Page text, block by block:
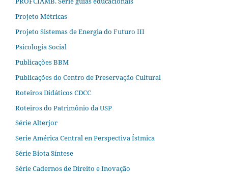
Projeto Métricas
Projeto Sistemas de Energia do Futuro III
Psicologia Social
Publicações BBM
Publicações do Centro de Preservação Cultural
Roteiros Didáticos CDCC
Roteiros do Patrimônio da USP
Série Alterjor
Serie América Central en Perspectiva Ístmica
Série Biota Síntese
Série Cadernos de Direito e Inovação